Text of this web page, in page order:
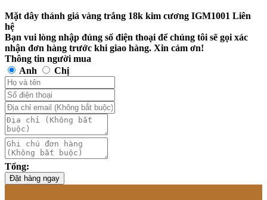
Mặt dây thánh giá vàng trắng 18k kim cương IGM1001 Liên
hệ
Bạn vui lòng nhập đúng số điện thoại để chúng tôi sẽ gọi xác
nhận đơn hàng trước khi giao hàng. Xin cảm ơn!
Thông tin người mua
Anh
Chị
Tổng:
Đặt hàng ngay